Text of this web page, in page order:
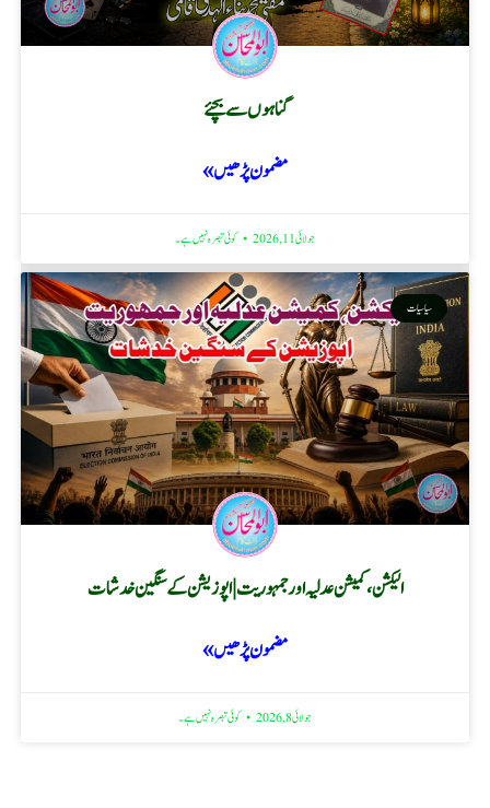
گناہوں سے بچئے
مضمون پڑھیں »
جولائی 11, 2026 کوئی تبصرہ نہیں ہے۔
سیاسیات
الیکشن، کمیشن عدلیہ اور جمہوریت | اپوزیشن کے سنگین خدشات
مضمون پڑھیں »
جولائی 8, 2026 کوئی تبصرہ نہیں ہے۔